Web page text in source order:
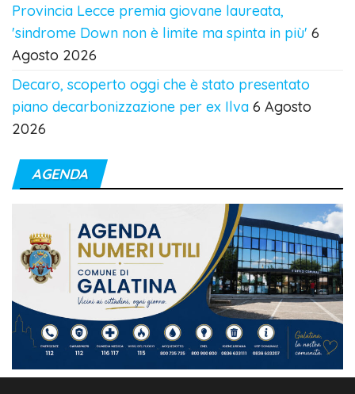
Provincia Lecce premia giovane laureata,
'sindrome Down non è limite ma spinta in più' 6
Agosto 2026
Decaro, scoperto oggi che è stato presentato
piano decarbonizzazione per ex Ilva 6 Agosto
2026
AGENDA